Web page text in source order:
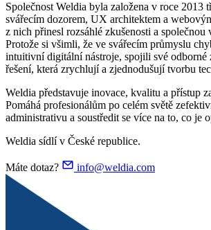
Společnost Weldia byla založena v roce 2013
svářecím dozorem, UX architektem a
z nich přinesl rozsáhlé zkušenosti a společnou
Protože si všimli, že ve svářecím průmyslu
intuitivní digitální nástroje, spojili své
řešení, která zrychlují a zjednodušují tvorbu
Weldia představuje inovace, kvalitu a přístup
Pomáhá profesionálům po celém světě
administrativu a soustředit se více na to, co je
Weldia sídlí v České republice.
Máte dotaz? info@weldia.com